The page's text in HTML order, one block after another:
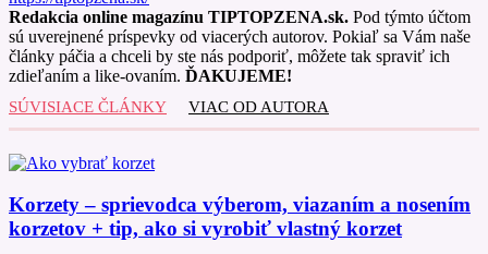
Redakcia online magazínu TIPTOPZENA.sk. Pod týmto účtom
sú uverejnené príspevky od viacerých autorov. Pokiaľ sa Vám naše
články páčia a chceli by ste nás podporiť, môžete tak spraviť ich
zdieľaním a like-ovaním. ĎAKUJEME!
SÚVISIACE ČLÁNKY VIAC OD AUTORA
Korzety – sprievodca výberom, viazaním a nosením
korzetov + tip, ako si vyrobiť vlastný korzet